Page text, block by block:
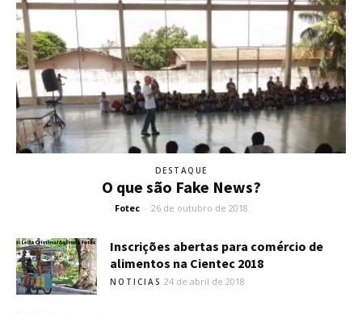
DESTAQUE
O que são Fake News?
Fotec - 26 de outubro de 2018
Inscrições abertas para comércio de
alimentos na Cientec 2018
NOTICIAS 24 de abril de 2018